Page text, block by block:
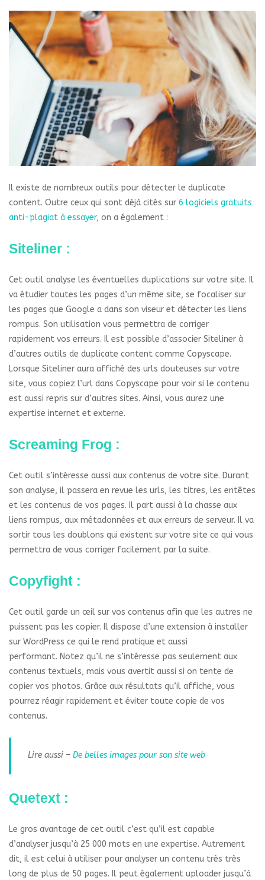
Il existe de nombreux outils pour détecter le duplicate
content. Outre ceux qui sont déjà cités sur 6 logiciels gratuits
anti-plagiat à essayer, on a également :
Siteliner :
Cet outil analyse les éventuelles duplications sur votre site. Il
va étudier toutes les pages d’un même site, se focaliser sur
les pages que Google a dans son viseur et détecter les liens
rompus. Son utilisation vous permettra de corriger
rapidement vos erreurs. Il est possible d’associer Siteliner à
d’autres outils de duplicate content comme Copyscape.
Lorsque Siteliner aura affiché des urls douteuses sur votre
site, vous copiez l’url dans Copyscape pour voir si le contenu
est aussi repris sur d’autres sites. Ainsi, vous aurez une
expertise internet et externe.
Screaming Frog :
Cet outil s’intéresse aussi aux contenus de votre site. Durant
son analyse, il passera en revue les urls, les titres, les entêtes
et les contenus de vos pages. Il part aussi à la chasse aux
liens rompus, aux métadonnées et aux erreurs de serveur. Il va
sortir tous les doublons qui existent sur votre site ce qui vous
permettra de vous corriger facilement par la suite.
Copyfight :
Cet outil garde un œil sur vos contenus afin que les autres ne
puissent pas les copier. Il dispose d’une extension à installer
sur WordPress ce qui le rend pratique et aussi
performant. Notez qu’il ne s’intéresse pas seulement aux
contenus textuels, mais vous avertit aussi si on tente de
copier vos photos. Grâce aux résultats qu’il affiche, vous
pourrez réagir rapidement et éviter toute copie de vos
contenus.
Lire aussi – De belles images pour son site web
Quetext :
Le gros avantage de cet outil c’est qu’il est capable
d’analyser jusqu’à 25 000 mots en une expertise. Autrement
dit, il est celui à utiliser pour analyser un contenu très très
long de plus de 50 pages. Il peut également uploader jusqu’à